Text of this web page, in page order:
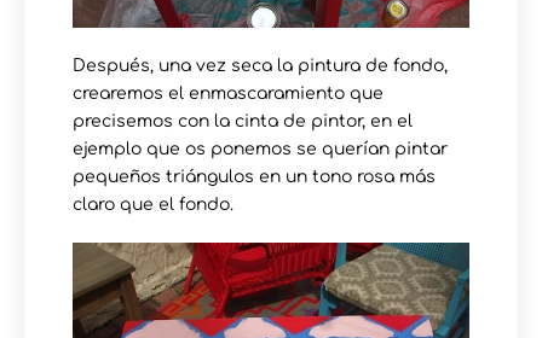
Después, una vez seca la pintura de fondo,
crearemos el enmascaramiento que
precisemos con la cinta de pintor, en el
ejemplo que os ponemos se querían pintar
pequeños triángulos en un tono rosa más
claro que el fondo.